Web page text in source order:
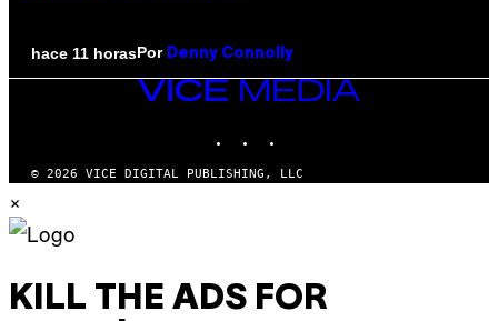
hace 11 horasPor Denny Connolly
VICE
© 2026 VICE DIGITAL PUBLISHING, LLC
×
KILL THE ADS FOR